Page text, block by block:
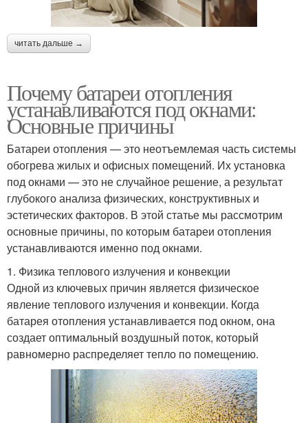
читать дальше →
Почему батареи отопления
устанавливаются под окнами:
Основные причины
Батареи отопления — это неотъемлемая часть системы
обогрева жилых и офисных помещений. Их установка
под окнами — это не случайное решение, а результат
глубокого анализа физических, конструктивных и
эстетических факторов. В этой статье мы рассмотрим
основные причины, по которым батареи отопления
устанавливаются именно под окнами.
1. Физика теплового излучения и конвекции
Одной из ключевых причин является физическое
явление теплового излучения и конвекции. Когда
батарея отопления устанавливается под окном, она
создает оптимальный воздушный поток, который
равномерно распределяет тепло по помещению.